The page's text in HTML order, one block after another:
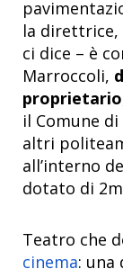
la direttrice,
ci dice – è
Marroccoli,
proprietario
il Comune
altri
all’interno
dotato di
Teatro che
cinema: una